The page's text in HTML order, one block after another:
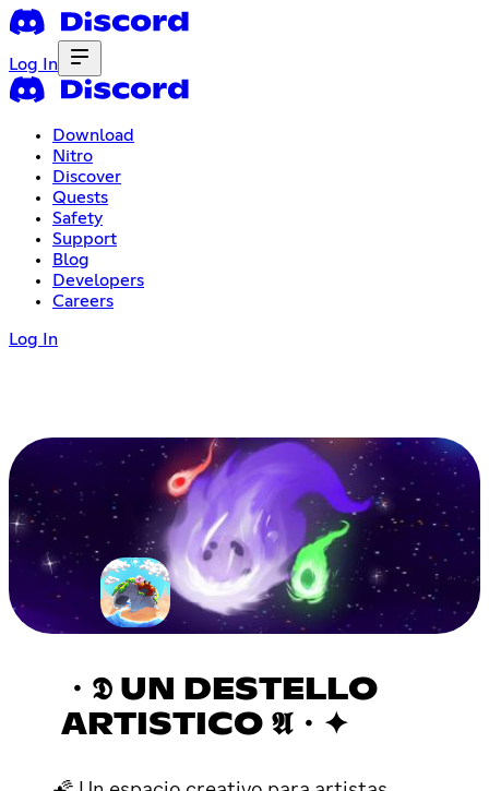
Log In
Download
Nitro
Discover
Quests
Safety
Support
Blog
Developers
Careers
Log In
・𝕯 UN DESTELLO
ARTISTICO 𝕬・✦